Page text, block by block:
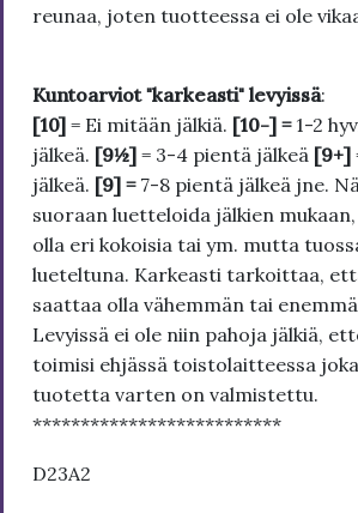
reunaa, joten tuotteessa ei ole
Kuntoarviot "karkeasti" levyissä:
[10] = Ei mitään jälkiä. [10-] = 1-2
jälkeä. [9½] = 3-4 pientä jälkeä [9+]
jälkeä. [9] = 7-8 pientä jälkeä jne.
suoraan luetteloida jälkien
olla eri kokoisia tai ym. mutta
lueteltuna. Karkeasti tarkoittaa,
saattaa olla vähemmän tai
Levyissä ei ole niin pahoja jälkiä,
toimisi ehjässä toistolaitteessa
tuotetta varten on valmistettu.
**************************
D23A2